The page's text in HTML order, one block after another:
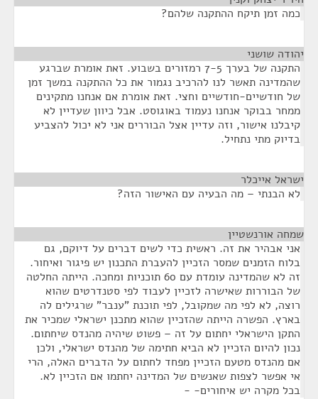
כמה זמן תיקח ההתקנה שלהם?
יהודה שושני
התקנה של בערך 7-5 רמזורים בשבוע. זאת אומרת שברגע
שהמדינה תאשר לנו להרכיב נגמור את כל ההתקנה במשך זמן
של חודשיים-חודשיים וחצי. זאת אומרת אם אנחנו מתקינים
ממחר בבוקר אנחנו נעמוד באוגוסט. אבל כיוון שעדיין לא
קיבלנו אישור, וזה עדיין אצל הבוררים אני לא יכול להצביע
בדיוק מתי נתחיל.
ישראל אייכלר
לא הבנתי – מה הבעיה עם האישור הזה?
שמחה אורנשטיין
אני אבהיר את זה. ראשית כדי לשים דברים על דיוקם, גם
בלוח הזמנים שמסר הזכיין להעברת התכנון יש פיגור ואיחור.
זה לא שהמדינה עומדת עם 60 תוכניות ומחכה. הייתה החלטה
של הבוררות שאישרה לזכיין לעבוד לפי סטנדרטים שהוא
רוצה, לא לפי מה שמקובל, לפי תוכנת "ענבר" שרגילים לה
בארץ. הפשרה הייתה שהזכיין שהוא מתכנן ישראלי שמכיר את
התקן הישראלי יחתום על זה – פשוט שיהיה מהנדס שיחתום.
נכון להיום הזכיין לא הביא חתימה של מהנדס ישראלי, ולכן
אם מהנדס מטעם הזכיין מפחד לחתום על הדברים האלה, הרי
אי אפשר לצפות שאנשים של המדינה יחתמו אם הזכיין לא.
בכל מקרה יש איחורים- -